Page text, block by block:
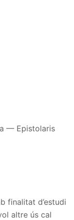
— Epistolaris
finalitat d’estudi
altre ús cal